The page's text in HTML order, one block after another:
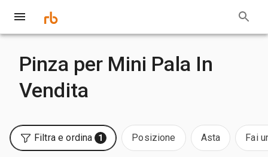
Pinza per Mini Pala In
Vendita
Filtra e ordina 1 Posizione Asta Fai